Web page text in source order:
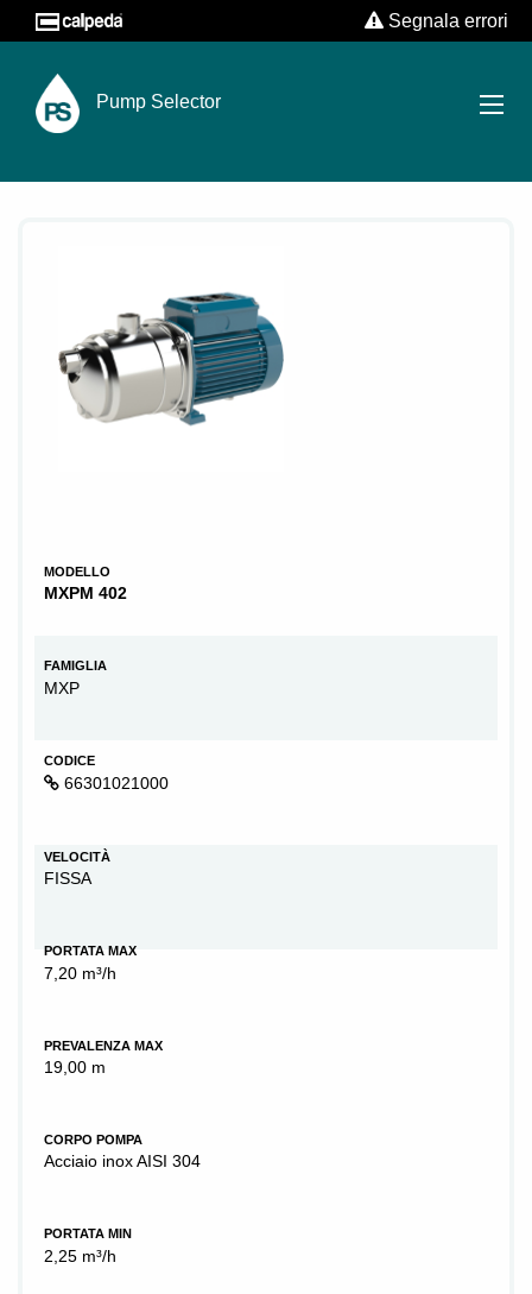
Segnala errori
Pump Selector
MODELLO
MXPM 402
FAMIGLIA
MXP
CODICE
66301021000
VELOCITÀ
FISSA
PORTATA MAX
7,20 m³/h
PREVALENZA MAX
19,00 m
CORPO POMPA
Acciaio inox AISI 304
PORTATA MIN
2,25 m³/h